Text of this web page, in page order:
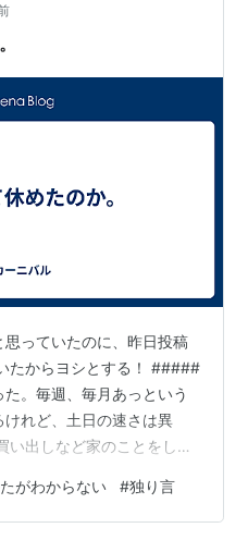
は？と問われても、「あ
た」と答えて普通に仕事
思っていたのに、昨日投稿
たからヨシとする！ #####
。毎週、毎月あっという
れど、土日の速さは異
い出しなど家のことをして
使えていないと私は残念
いというか、自分の時間
がわからない #独り言